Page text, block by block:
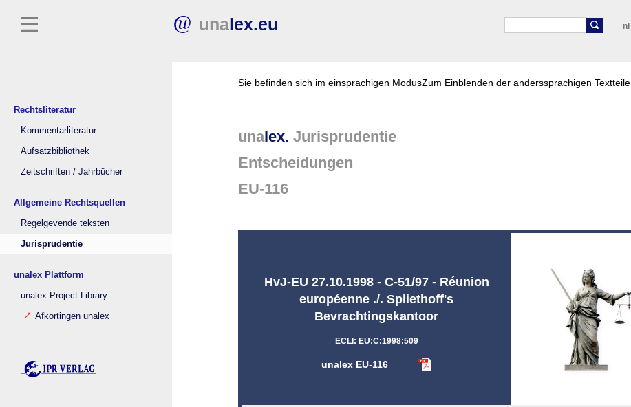
unalex.eu nl
Rechtsliteratur
Kommentarliteratur
Aufsatzbibliothek
Zeitschriften / Jahrbücher
Allgemeine Rechtsquellen
Regelgevende teksten
Jurisprudentie
unalex Plattform
unalex Project Library
Afkortingen unalex
Sie befinden sich im einsprachigen ModusZum Einblenden der anderssprachigen Textteile
unalex. Jurisprudentie
Entscheidungen
EU-116
HvJ-EU 27.10.1998 - C-51/97 - Réunion
européenne ./. Spliethoff's
Bevrachtingskantoor
ECLI: EU:C:1998:509
unalex EU-116